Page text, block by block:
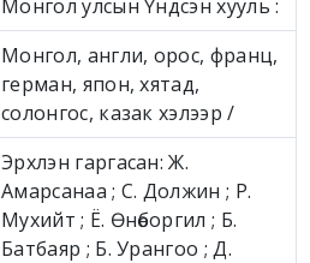
Монгол улсын Үндсэн хууль :
Монгол, англи, орос, франц,
герман, япон, хятад,
солонгос, казак хэлээр /
Эрхлэн гаргасан: Ж.
Амарсанаа ; С. Должин ; Р.
Мухийт ; Ё. Өнөборгил ; Б.
Батбаяр ; Б. Урангоо ; Д.